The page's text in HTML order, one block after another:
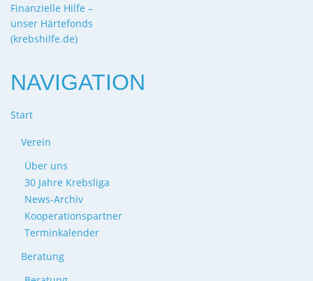
Finanzielle Hilfe –
unser Härtefonds
(krebshilfe.de)
NAVIGATION
Start
Verein
Über uns
30 Jahre Krebsliga
News-Archiv
Kooperationspartner
Terminkalender
Beratung